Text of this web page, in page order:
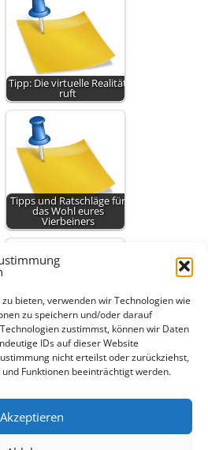
bieten, verwenden wir Technologien wie
zu speichern und/oder darauf
zustimmst, können wir Daten
IDs auf dieser Website
nicht erteilst oder zurückziehst,
Funktionen beeinträchtigt werden.
Akzeptieren
Tipp: Die virtuelle Realität
ruft
Tipps und Ratschläge für
das Wohl eures
Vierbeiners
Hunde-Forum:
Hundesitter, Gassi-Tipps
und…